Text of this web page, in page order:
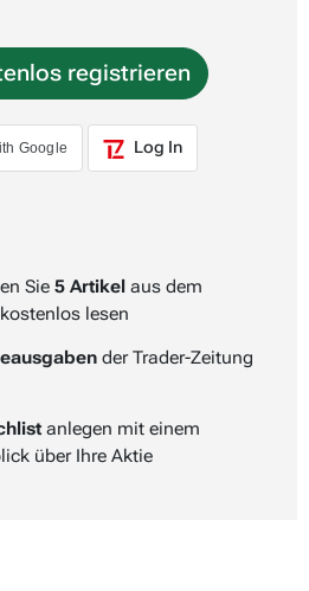
registrieren
Google Log In
Sie 5 Artikel aus dem
lesen
der Trader-Zeitung
anlegen mit einem
über Ihre Aktie